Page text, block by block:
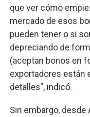
que ver cómo
mercado de esos
pueden tener o si
depreciando de
(aceptan bonos en
exportadores están
detalles”, indicó.
Sin embargo, desde